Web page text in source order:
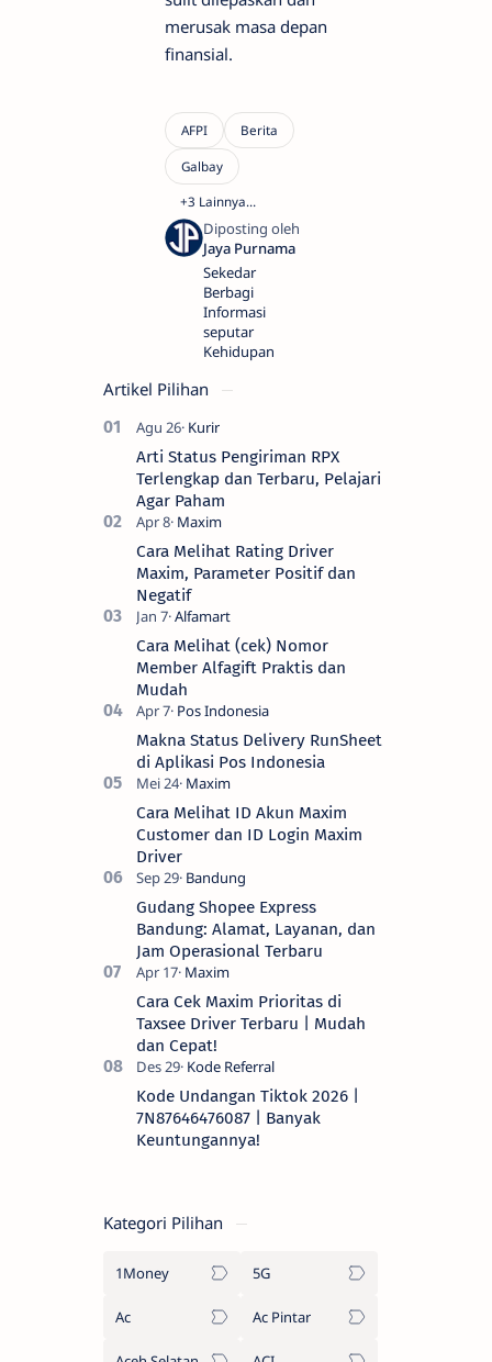
merusak masa depan
finansial.
Sekedar
Berbagi
Informasi
seputar
Kehidupan
Artikel Pilihan
Arti Status Pengiriman RPX
Terlengkap dan Terbaru, Pelajari
Agar Paham
Cara Melihat Rating Driver
Maxim, Parameter Positif dan
Negatif
Cara Melihat (cek) Nomor
Member Alfagift Praktis dan
Mudah
Makna Status Delivery RunSheet
di Aplikasi Pos Indonesia
Cara Melihat ID Akun Maxim
Customer dan ID Login Maxim
Driver
Gudang Shopee Express
Bandung: Alamat, Layanan, dan
Jam Operasional Terbaru
Cara Cek Maxim Prioritas di
Taxsee Driver Terbaru | Mudah
dan Cepat!
Kode Undangan Tiktok 2026 |
7N87646476087 | Banyak
Keuntungannya!
Kategori Pilihan
1Money 5G
Ac Ac Pintar